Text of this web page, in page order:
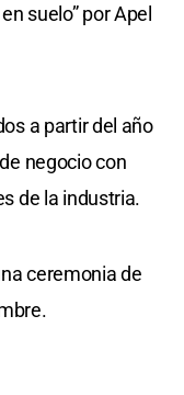
suelo” por Apel
a partir del año
negocio con
de la industria.
ceremonia de